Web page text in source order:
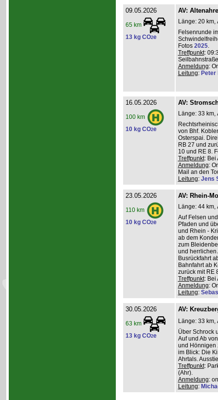
09.05.2026
65 km
13 kg CO2e
AV:
Länge: 20 km,
Felsenrunde
Fotos 2025.
Treffpunkt:
Anmeldung:
Leitung: Peter
16.05.2026
100 km
10 kg CO2e
AV:
Länge: 33 km,
von Bhf.
Osterspai.
RB 27 und
10 und RE 8.
Treffpunkt: Bei
Anmeldung:
Mail an den
Leitung: Jens
23.05.2026
110 km
10 kg CO2e
AV: Rhein-
Länge: 44 km,
Auf Felsen
Pfaden und
und Rhein -
ab dem
zum
und herrlichen
Busrückfahrt
Bahnfahrt ab
zurück mit RE
Treffpunkt: Bei
Anmeldung:
Leitung:
30.05.2026
63 km
13 kg CO2e
AV:
Länge: 33 km,
Über Schrock
Auf und Ab
und Hönnigen
im Blick: Die
Ahrtals.
Treffpunkt:
(Ahr).
Anmeldung:
Leitung: